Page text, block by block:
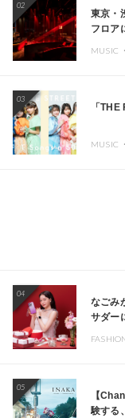
02
東京・
フロア
MUSIC
03
「
MUSIC
04
なごみ
サダー
05
【
験する